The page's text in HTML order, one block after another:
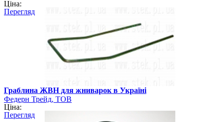
Ціна:
Перегляд
Граблина ЖВН для жниварок в Україні
Федерн Трейд, ТОВ
Ціна:
Перегляд